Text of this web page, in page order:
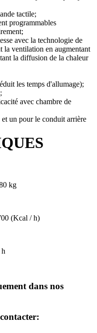
tactile;
programmables
avec la technologie de
la ventilation en augmentant
la diffusion de la chaleur
les temps d'allumage);
avec chambre de
un pour le conduit arrière
kg
(Kcal / h)
dans nos